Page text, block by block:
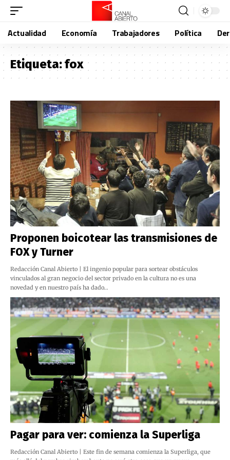
Actualidad Economía Trabajadores Política
Etiqueta:fox
Proponen boicotear las transmisiones de
FOX y Turner
Redacción Canal Abierto | El ingenio popular para sortear obstáculos
vinculados al gran negocio del sector privado en la cultura no es una
novedad y en nuestro país ha dado…
Pagar para ver: comienza la Superliga
Redacción Canal Abierto | Este fin de semana comienza la Superliga, que